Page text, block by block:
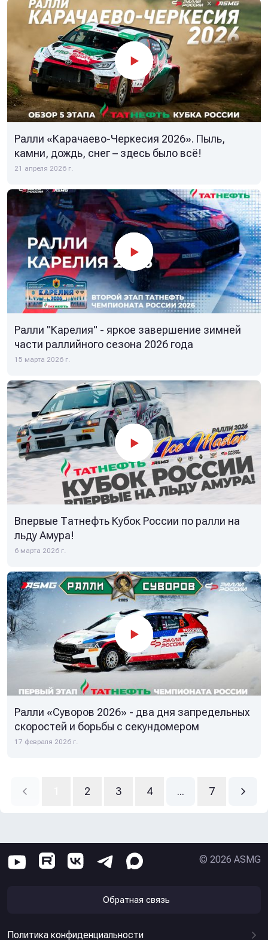
Ралли «Карачаево-Черкесия 2026». Пыль,
камни, дождь, снег – здесь было всё!
21 апреля 2026 г.
Ралли "Карелия" - яркое завершение зимней
части раллийного сезона 2026 года
15 марта 2026 г.
Впервые Татнефть Кубок России по ралли на
льду Амура!
6 марта 2026 г.
Ралли «Суворов 2026» - два дня запредельных
скоростей и борьбы с секундомером
17 февраля 2026 г.
2 3 4 ... 7
© 2026 ASMG
Политика конфиденциальности
Обратная связь